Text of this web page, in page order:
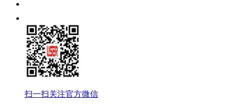
扫一扫关注官方微信